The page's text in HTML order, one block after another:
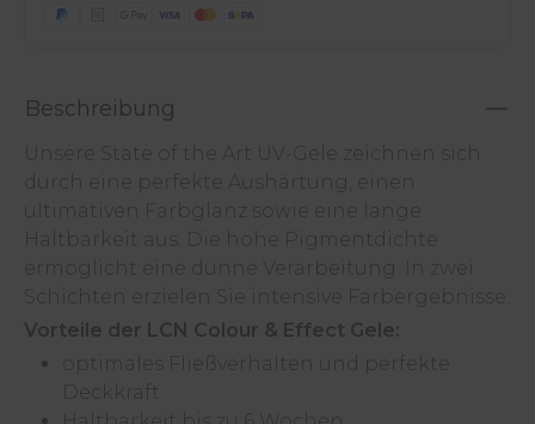
Beschreibung
Unsere State of the Art UV-Gele zeichnen sich
durch eine perfekte Aushärtung, einen
ultimativen Farbglanz sowie eine lange
Haltbarkeit aus. Die hohe Pigmentdichte
ermöglicht eine dünne Verarbeitung. In zwei
Schichten erzielen Sie intensive Farbergebnisse.
Vorteile der LCN Colour & Effect Gele:
optimales Fließverhalten und perfekte
Deckkraft